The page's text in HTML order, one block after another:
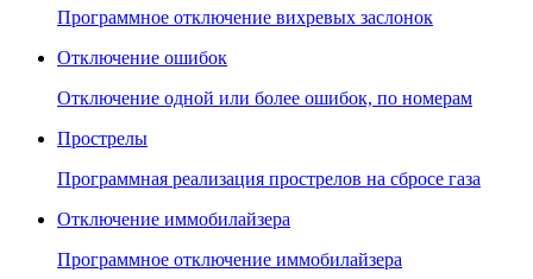
Программное отключение вихревых заслонок
Отключение ошибок
Отключение одной или более ошибок, по номерам
Прострелы
Программная реализация прострелов на сбросе газа
Отключение иммобилайзера
Программное отключение иммобилайзера